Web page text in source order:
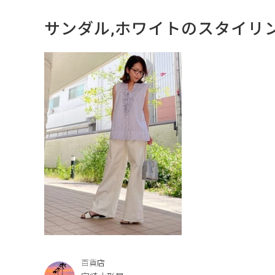
サンダル,ホワイトのスタイリ
百貨店